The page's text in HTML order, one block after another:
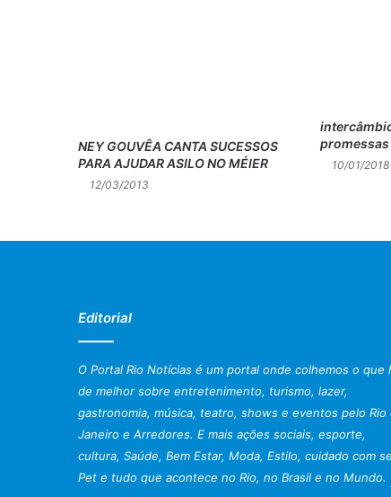
NEY GOUVÊA CANTA SUCESSOS
PARA AJUDAR ASILO NO MÉIER
12/03/2013
10/01/2018
Editorial
O Portal Rio Notícias é um portal onde colhemos o que
de melhor sobre entretenimento, turismo, lazer,
gastronomia, música, teatro, shows e eventos pelo Rio
Janeiro e Arredores. E mais ações sociais, esporte,
cultura, Saúde, Bem Estar, Moda, Estilo, cuidado com
Pet e tudo que acontece no Rio, no Brasil e no Mundo.